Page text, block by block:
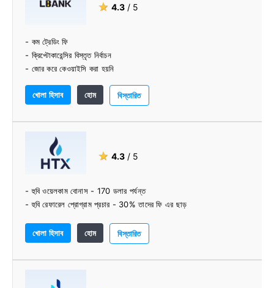
★ 4.3 / 5
- কম ট্রেডিং ফি
- ক্রিপ্টোকারেন্সির বিস্তৃত নির্বাচন
- জোর করে কেওয়াইসি করা হয়নি
- পেশাদার দল
খোলা হিসাব হোম বিস্তারিত
★ 4.3 / 5
- হুবি ওয়েলকাম বোনাস - 170 ডলার পর্যন্ত
- হুবি রেফারেল প্রোগ্রাম প্রচার - 30% তাদের ফি এর ছাড়
খোলা হিসাব হোম বিস্তারিত